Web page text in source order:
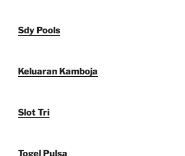
Sdy Pools
Keluaran Kamboja
Slot Tri
Togel Pulsa